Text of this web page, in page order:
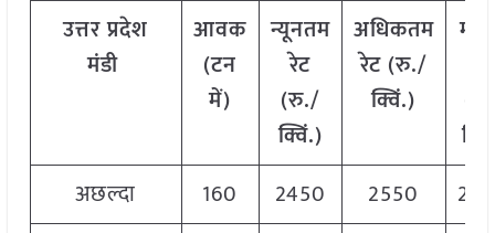
उत्तरप्रदेश
मंडी
आवक
(टन
में)
न्यूनतम
रेट
(रु./
क्विं.)
अधिकतम
रेट (रु./
क्विं.)
क्विं
अछल्दा
160 2450 2550